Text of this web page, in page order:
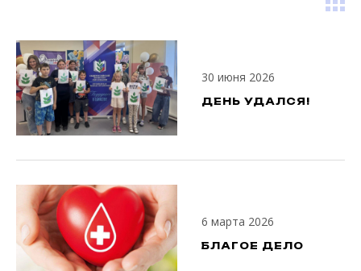
30 июня 2026
ДЕНЬ УДАЛСЯ!
6 марта 2026
БЛАГОЕ ДЕЛО